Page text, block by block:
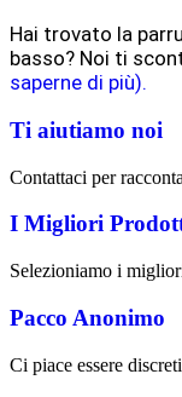
Hai trovato la
basso? Noi ti
saperne di più).
Ti aiutiamo noi
Contattaci per
I Migliori
Selezioniamo i
Pacco Anonimo
Ci piace essere